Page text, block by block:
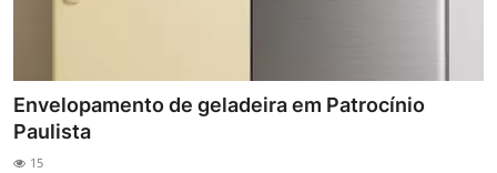
Galeria
Envelopamento de geladeira em Patrocínio
Paulista
15